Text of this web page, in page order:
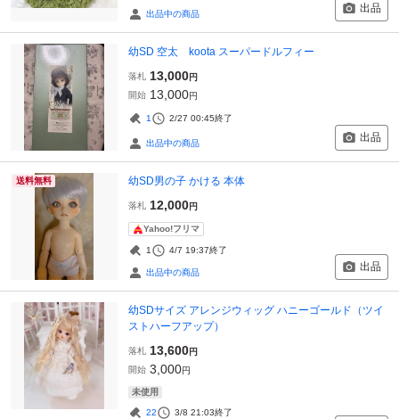
出品中の商品 出品
幼SD 空太 koota スーパードルフィー
落札 13,000円
開始 13,000円
1 2/27 00:45終了
出品中の商品 出品
送料無料 幼SD男の子 かける 本体
落札 12,000円
Yahoo!フリマ
1 4/7 19:37終了
出品中の商品 出品
幼SDサイズ アレンジウィッグ ハニーゴールド（ツイ
ストハーフアップ）
落札 13,600円
開始 3,000円
未使用
22 3/8 21:03終了